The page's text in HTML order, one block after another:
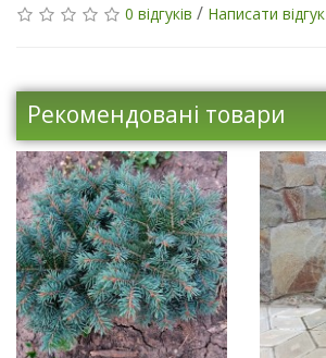
0 відгуків / Написати відгук
Рекомендовані товари